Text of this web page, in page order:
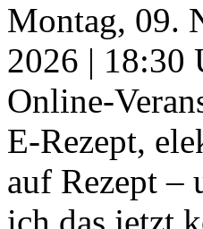
Montag, 09.
2026 | 18:30
Online-
E-Rezept,
auf Rezept –